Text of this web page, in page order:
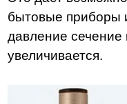
бытовые приборы
давление сечение
увеличивается.